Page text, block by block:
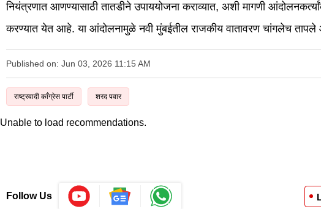
नियंत्रणात आणण्यासाठी तातडीने उपाययोजना कराव्यात, अशी मागणी
करण्यात येत आहे. या आंदोलनामुळे नवी मुंबईतील राजकीय वातावरण चांगलेच
Published on: Jun 03, 2026 11:15 AM
राष्ट्रवादी काँग्रेस पार्टी शरद पवार
Unable to load recommendations.
Follow Us